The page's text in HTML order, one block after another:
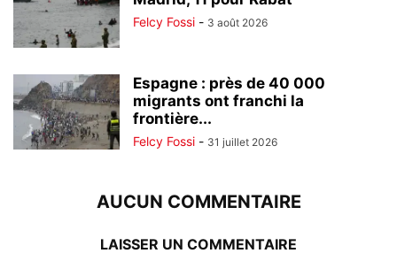
Felcy Fossi - 3 août 2026
Espagne : près de 40 000
migrants ont franchi la
frontière...
Felcy Fossi - 31 juillet 2026
AUCUN COMMENTAIRE
LAISSER UN COMMENTAIRE